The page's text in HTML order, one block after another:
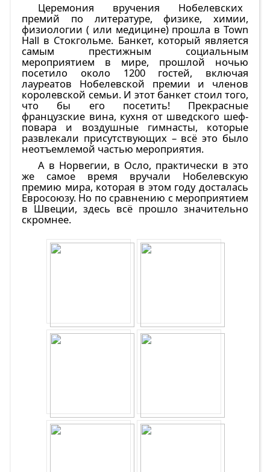
Церемония вручения Нобелевских
премий по литературе, физике, химии,
физиологии ( или медицине) прошла в Town
Hall в Стокгольме. Банкет, который является
самым престижным социальным
мероприятием в мире, прошлой ночью
посетило около 1200 гостей, включая
лауреатов Нобелевской премии и членов
королевской семьи. И этот банкет стоил того,
что бы его посетить! Прекрасные
французские вина, кухня от шведского шеф-
повара и воздушные гимнасты, которые
развлекали присутствующих – всё это было
неотъемлемой частью мероприятия.
А в Норвегии, в Осло, практически в это
же самое время вручали Нобелевскую
премию мира, которая в этом году досталась
Евросоюзу. Но по сравнению с мероприятием
в Швеции, здесь всё прошло значительно
скромнее.